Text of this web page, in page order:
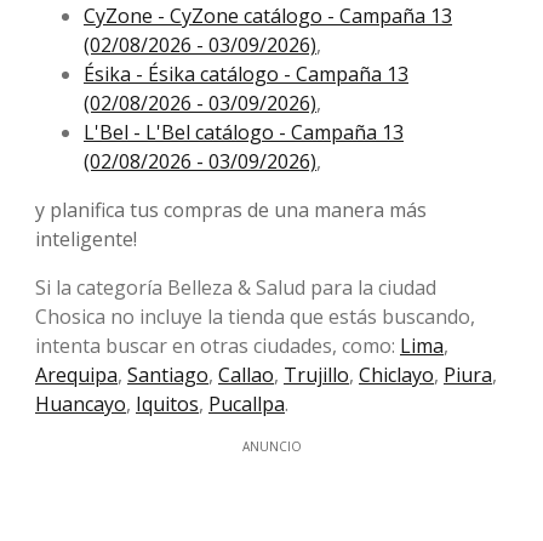
CyZone - CyZone catálogo - Campaña 13
(02/08/2026 - 03/09/2026),
Ésika - Ésika catálogo - Campaña 13
(02/08/2026 - 03/09/2026),
L'Bel - L'Bel catálogo - Campaña 13
(02/08/2026 - 03/09/2026),
y planifica tus compras de una manera más
inteligente!
Si la categoría Belleza & Salud para la ciudad
Chosica no incluye la tienda que estás buscando,
intenta buscar en otras ciudades, como: Lima,
Arequipa, Santiago, Callao, Trujillo, Chiclayo, Piura,
Huancayo, Iquitos, Pucallpa.
ANUNCIO